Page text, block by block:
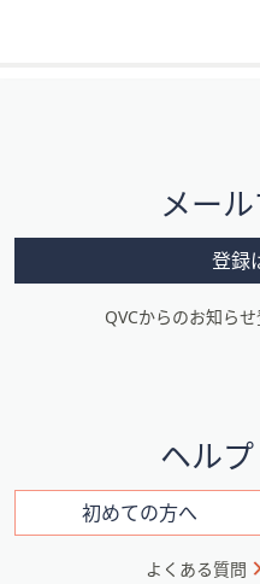
メ
ニ
ン
メー
登録
QVCからのお知ら
ヘル
初めての方へ
よくある質問